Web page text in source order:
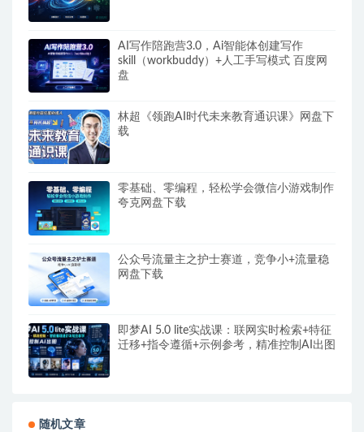
AI写作陪跑营3.0，Ai智能体创建写作
skill（workbuddy）+人工手写模式 百度网
盘
林超《领跑AI时代未来教育通识课》网盘下
载
零基础、零编程，轻松学会微信小游戏制作
夸克网盘下载
公众号流量主之护士赛道，竞争小+流量稳
网盘下载
即梦AI 5.0 lite实战课：联网实时检索+特征
迁移+指令遵循+示例参考，精准控制AI出图
随机文章